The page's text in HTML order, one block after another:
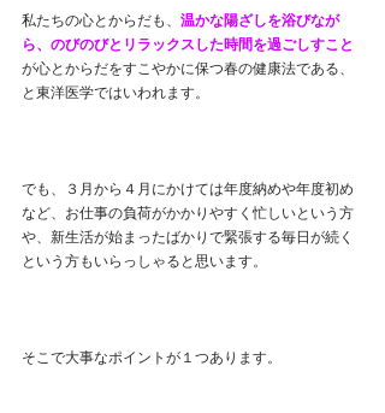
私たちの心とからだも、 温かな陽ざしを浴びなが
ら、のびのびとリラックスした時間を過ごしすこと
が心とからだをすこやかに保つ春の健康法である、
と東洋医学ではいわれます。
でも、３月から４月にかけては年度納めや年度初め
など、お仕事の負荷がかかりやすく忙しいという方
や、新生活が始まったばかりで緊張する毎日が続く
という方もいらっしゃると思います。
そこで大事なポイントが１つあります。